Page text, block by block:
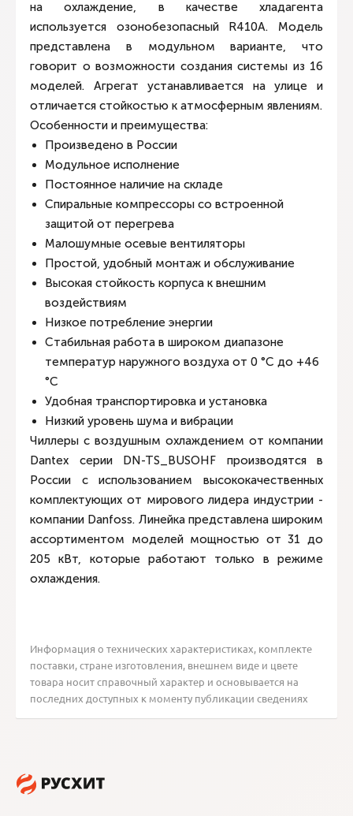
на охлаждение, в качестве хладагента
используется озонобезопасный R410A. Модель
представлена в модульном варианте, что
говорит о возможности создания системы из 16
моделей. Агрегат устанавливается на улице и
отличается стойкостью к атмосферным явлениям.
Особенности и преимущества:
Произведено в России
Модульное исполнение
Постоянное наличие на складе
Спиральные компрессоры со встроенной
защитой от перегрева
Малошумные осевые вентиляторы
Простой, удобный монтаж и обслуживание
Высокая стойкость корпуса к внешним
воздействиям
Низкое потребление энергии
Стабильная работа в широком диапазоне
температур наружного воздуха от 0 °С до +46
°С
Удобная транспортировка и установка
Низкий уровень шума и вибрации
Чиллеры с воздушным охлаждением от компании
Dantex серии DN-TS_BUSOHF производятся в
России с использованием высококачественных
комплектующих от мирового лидера индустрии -
компании Danfoss. Линейка представлена широким
ассортиментом моделей мощностью от 31 до
205 кВт, которые работают только в режиме
охлаждения.
Информация о технических характеристиках, комплекте
поставки, стране изготовления, внешнем виде и цвете
товара носит справочный характер и основывается на
последних доступных к моменту публикации сведениях